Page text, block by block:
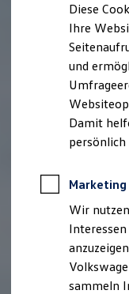
Anpfiff
Elektromobilität
ID.
ID.
Reichweite
Batterie
Diese
Ihre
und
Damit
persönlich
Marketing
Wir
sammeln